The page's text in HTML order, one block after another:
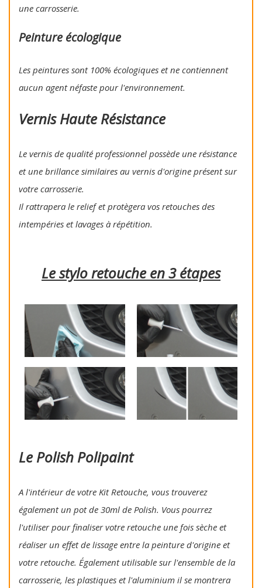
une carrosserie.
Peinture écologique
Les peintures sont 100% écologiques et ne contiennent
aucun agent néfaste pour l'environnement.
Vernis Haute Résistance
Le vernis de qualité professionnel possède une résistance
et une brillance similaires au vernis d'origine présent sur
votre carrosserie.
Il rattrapera le relief et protègera vos retouches des
intempéries et lavages à répétition.
Le stylo retouche en 3 étapes
Le Polish Polipaint
A l'intérieur de votre Kit Retouche, vous trouverez
également un pot de 30ml de Polish. Vous pourrez
l'utiliser pour finaliser votre retouche une fois sèche et
réaliser un effet de lissage entre la peinture d'origine et
votre retouche. Également utilisable sur l'ensemble de la
carrosserie, les plastiques et l'aluminium il se montrera